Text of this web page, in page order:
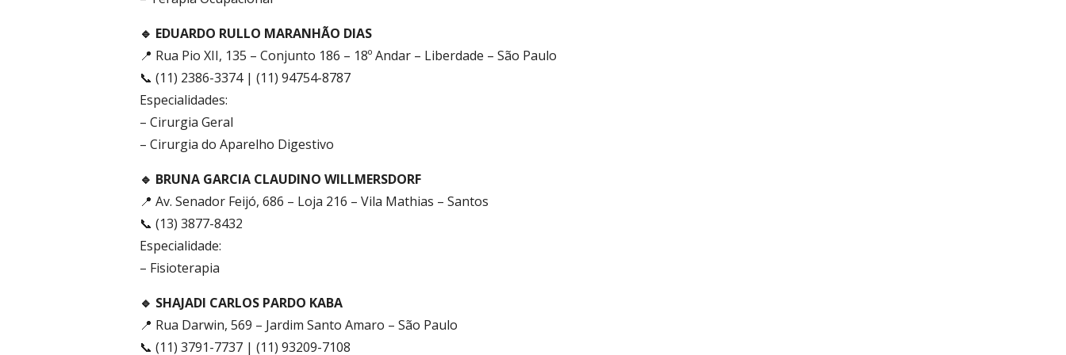
🔹 EDUARDO RULLO MARANHÃO DIAS
📍 Rua Pio XII, 135 – Conjunto 186 – 18º Andar – Liberdade – São Paulo
📞 (11) 2386-3374 | (11) 94754-8787
Especialidades:
– Cirurgia Geral
– Cirurgia do Aparelho Digestivo
🔹 BRUNA GARCIA CLAUDINO WILLMERSDORF
📍 Av. Senador Feijó, 686 – Loja 216 – Vila Mathias – Santos
📞 (13) 3877-8432
Especialidade:
– Fisioterapia
🔹 SHAJADI CARLOS PARDO KABA
📍 Rua Darwin, 569 – Jardim Santo Amaro – São Paulo
📞 (11) 3791-7737 | (11) 93209-7108